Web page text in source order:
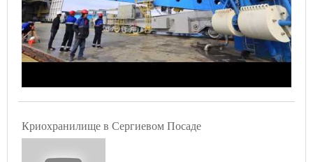
Криохранилище в Сергиевом Посаде